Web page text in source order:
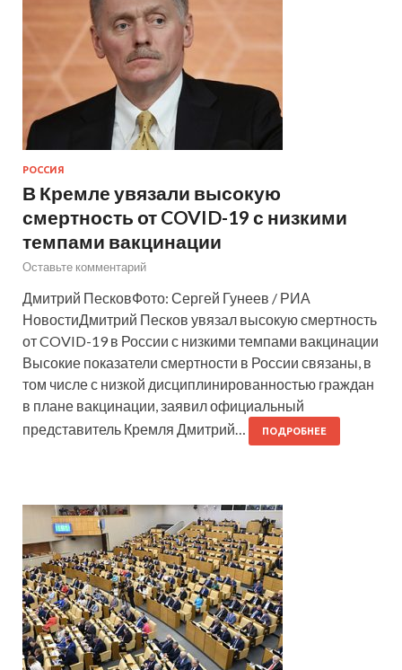
РОССИЯ
В Кремле увязали высокую
смертность от COVID-19 с низкими
темпами вакцинации
Оставьте комментарий
Дмитрий ПесковФото: Сергей Гунеев / РИА
НовостиДмитрий Песков увязал высокую смертность
от COVID-19 в России с низкими темпами вакцинации
Высокие показатели смертности в России связаны, в
том числе с низкой дисциплинированностью граждан
в плане вакцинации, заявил официальный
представитель Кремля Дмитрий…
ПОДРОБНЕЕ